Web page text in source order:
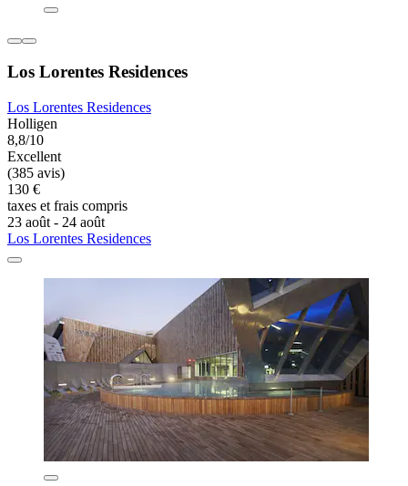
Los Lorentes Residences
Los Lorentes Residences
Holligen
8,8/10
Excellent
(385 avis)
130 €
taxes et frais compris
23 août - 24 août
Los Lorentes Residences